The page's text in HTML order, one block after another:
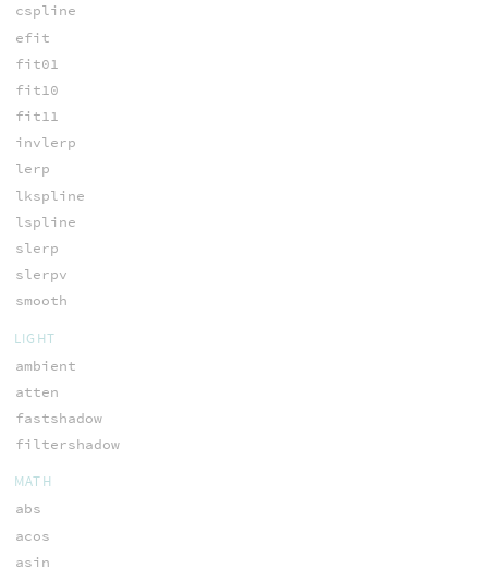
cspline
efit
fit01
fit10
fit11
invlerp
lerp
lkspline
lspline
slerp
slerpv
smooth
LIGHT
ambient
atten
fastshadow
filtershadow
MATH
abs
acos
asin